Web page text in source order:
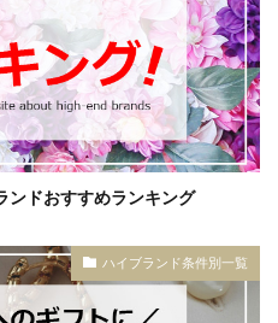
ンドおすすめランキング
ハイブランド条件別一覧